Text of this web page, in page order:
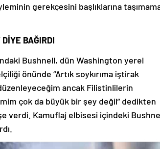
gerekçesini başlıklarına
BAĞIRDI
Bushnell, dün Washington yerel
önünde “Artık soykırıma iştirak
ancak Filistinlilerin
çok da büyük bir şey değil” dedikten
verdi. Kamuflaj elbisesi içindeki